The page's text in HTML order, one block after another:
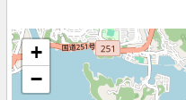
+
−